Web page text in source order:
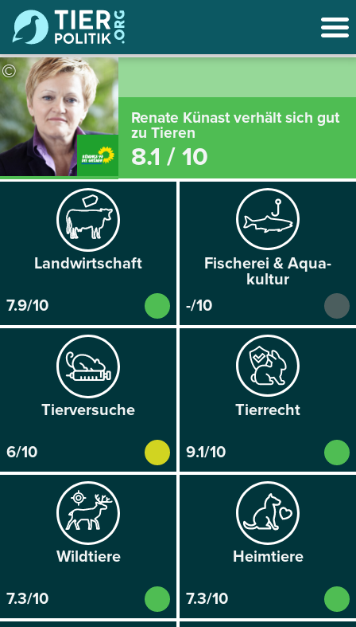
©
Renate Künast verhält sich gut
zu Tieren
8.1 / 10
Land­wirtschaft
7.9/10
Fischerei & Aqua­
kultur
-/10
Tier­versuche
6/10
Tier­recht
9.1/10
Wild­tiere
7.3/10
Heim­tiere
7.3/10